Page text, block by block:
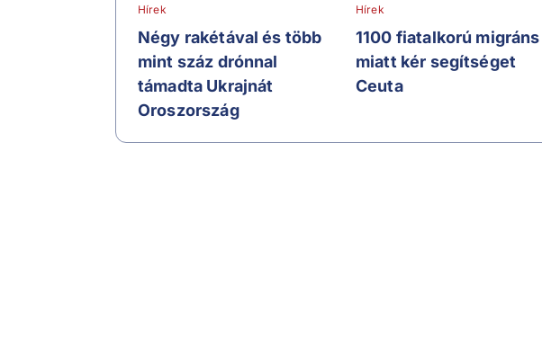
Hírek
Négy rakétával és több
mint száz drónnal
támadta Ukrajnát
Oroszország
Hírek
1100 fiatalkorú migráns
miatt kér segítséget
Ceuta